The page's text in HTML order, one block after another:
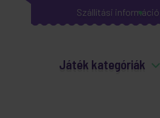
Szállítási információ
Játék kategóriák